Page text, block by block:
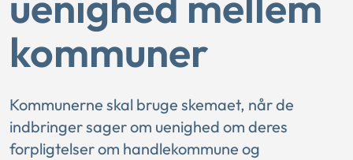
kommuner
Kommunerne skal bruge skemaet, når de
indbringer sager om uenighed om deres
forpligtelser om handlekommune og